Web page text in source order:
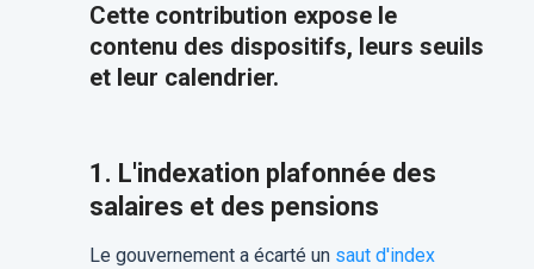
Cette contribution expose le
contenu des dispositifs, leurs seuils
et leur calendrier.
1. L'indexation plafonnée des
salaires et des pensions
Le gouvernement a écarté un saut d'index